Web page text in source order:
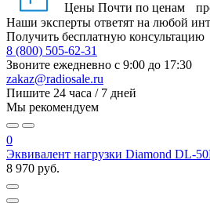
Цены Почти по ценам
Наши эксперты ответят на любой
Получить бесплатную консультацию
8 (800) 505-62-31
Звоните ежедневно с 9:00 до 17:30
zakaz@radiosale.ru
Пишите 24 часа / 7 дней
Мы рекомендуем
0
Эквивалент нагрузки Diamond DL-
8 970 руб.